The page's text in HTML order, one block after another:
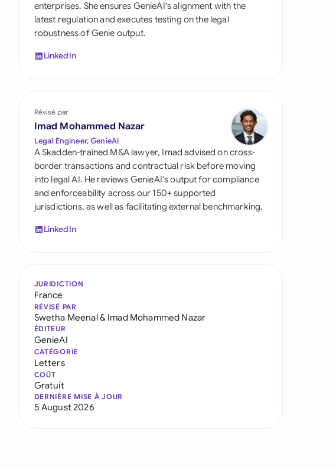
Saudi Arabia
South Africa
Switzerland
United Kingdom
United States
enterprises. She ensures GenieAI's alignment with the
latest regulation and executes testing on the legal
robustness of Genie output.
LinkedIn
Révisé par
Imad Mohammed Nazar
Legal Engineer, GenieAI
A Skadden-trained M&A lawyer, Imad advised on cross-
border transactions and contractual risk before moving
into legal AI. He reviews GenieAI's output for compliance
and enforceability across our 150+ supported
jurisdictions, as well as facilitating external benchmarking.
LinkedIn
JURIDICTION
France
RÉVISÉ PAR
Swetha Meenal& Imad Mohammed Nazar
ÉDITEUR
GenieAI
CATÉGORIE
Letters
COÛT
Gratuit
DERNIÈRE MISE À JOUR
5 August 2026